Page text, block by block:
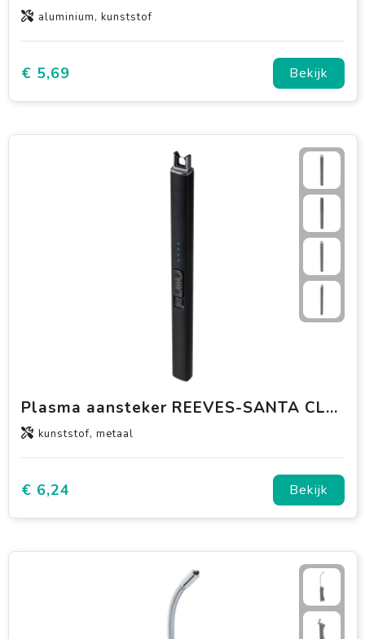
aluminium, kunststof
€ 5,69 Bekijk
Plasma aansteker REEVES-SANTA CLARITA
kunststof, metaal
€ 6,24 Bekijk